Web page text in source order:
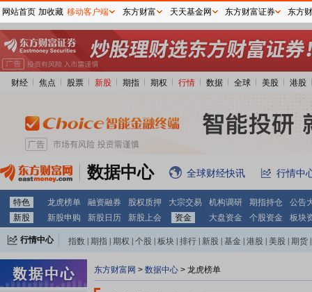
财经 焦点 股票 新股 期指 期权 行情 数据 全球 美股 港股
数据中心 全球财经快讯 行情中
特色 龙虎榜单 融资融券 股权质押 大宗交易 机构调研 期指持仓
公告
新股
新股申购 新股日历 新股上会 资金 大盘资金 个股资金 板块
行情中心 指数 期指 期权 个股 板块 排行 新股 基金 港股 美股 期货
东方财富网 > 数据中心 > 龙虎榜单
网站首页 加收藏 移动客户端 东方财富 天天基金网 东方财富证券 东方